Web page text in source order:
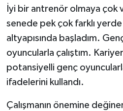
İyi bir antrenör olmaya çok
senede pek çok farklı
altyapısında başladım.
oyuncularla çalıştım.
potansiyelli genç
ifadelerini kullandı.
Çalışmanın önemine